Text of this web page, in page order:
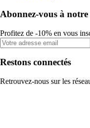
Abonnez-vous à notre
Profitez de -10% en vous
Restons connectés
Retrouvez-nous sur les